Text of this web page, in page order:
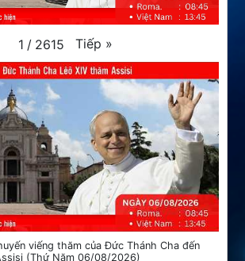
1 / 2615 Tiếp »
viếng thăm của Đức Thánh Cha đến
(Thứ Năm 06/08/2026)